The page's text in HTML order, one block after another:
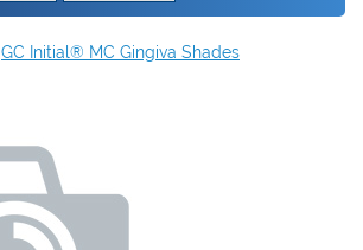
GC Initial® MC Gingiva Shades